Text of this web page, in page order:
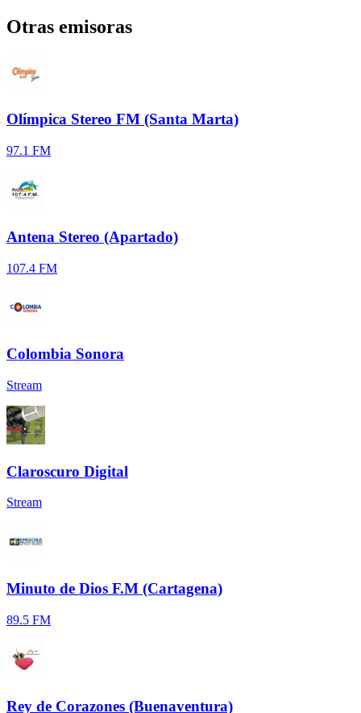
Otras emisoras
Olímpica Stereo FM (Santa Marta)
97.1 FM
Antena Stereo (Apartado)
107.4 FM
Colombia Sonora
Stream
Claroscuro Digital
Stream
Minuto de Dios F.M (Cartagena)
89.5 FM
Rey de Corazones (Buenaventura)